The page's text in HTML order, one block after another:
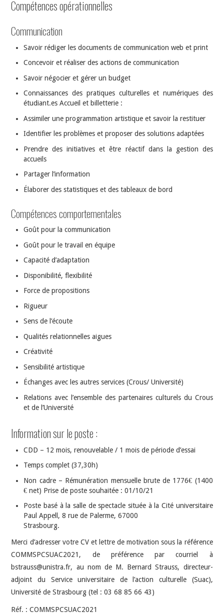
Compétences opérationnelles
Communication
Savoir rédiger les documents de communication web et print
Concevoir et réaliser des actions de communication
Savoir négocier et gérer un budget
Connaissances des pratiques culturelles et numériques des
étudiant.es Accueil et billetterie :
Assimiler une programmation artistique et savoir la restituer
Identifier les problèmes et proposer des solutions adaptées
Prendre des initiatives et être réactif dans la gestion des
accueils
Partager l’information
Élaborer des statistiques et des tableaux de bord
Compétences comportementales
Goût pour la communication
Goût pour le travail en équipe
Capacité d’adaptation
Disponibilité, flexibilité
Force de propositions
Rigueur
Sens de l’écoute
Qualités relationnelles aigues
Créativité
Sensibilité artistique
Échanges avec les autres services (Crous/ Université)
Relations avec l’ensemble des partenaires culturels du Crous
et de l’Université
Information sur le poste :
CDD – 12 mois, renouvelable / 1 mois de période d’essai
Temps complet (37,30h)
Non cadre – Rémunération mensuelle brute de 1776€ (1400
€ net) Prise de poste souhaitée : 01/10/21
Poste basé à la salle de spectacle située à la Cité universitaire
Paul Appell, 8 rue de Palerme, 67000
Strasbourg.
Merci d’adresser votre CV et lettre de motivation sous la référence
COMMSPCSUAC2021, de préférence par courriel à
bstrauss@unistra.fr, au nom de M. Bernard Strauss, directeur-
adjoint du Service universitaire de l’action culturelle (Suac),
Université de Strasbourg (tel : 03 68 85 66 43)
Réf. : COMMSPCSUAC2021